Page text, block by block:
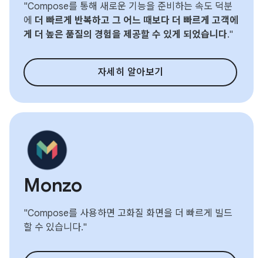
"Compose를 통해 새로운 기능을 준비하는 속도 덕분
에 더 빠르게 반복하고 그 어느 때보다 더 빠르게 고객에
게 더 높은 품질의 경험을 제공할 수 있게 되었습니다."
자세히 알아보기
Monzo
"Compose를 사용하면 고화질 화면을 더 빠르게 빌드
할 수 있습니다."